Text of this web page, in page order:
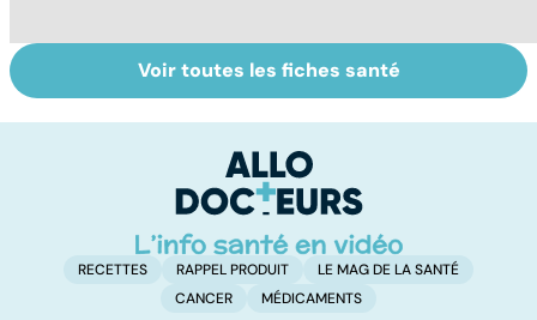
Tout savoir sur
les infections
Inflammation des
amygdales : que
d'angine ?
Voir toutes les fiches santé
RECETTES RAPPEL PRODUIT
LE MAG DE LA SANTÉ
CANCER
MÉDICAMENTS